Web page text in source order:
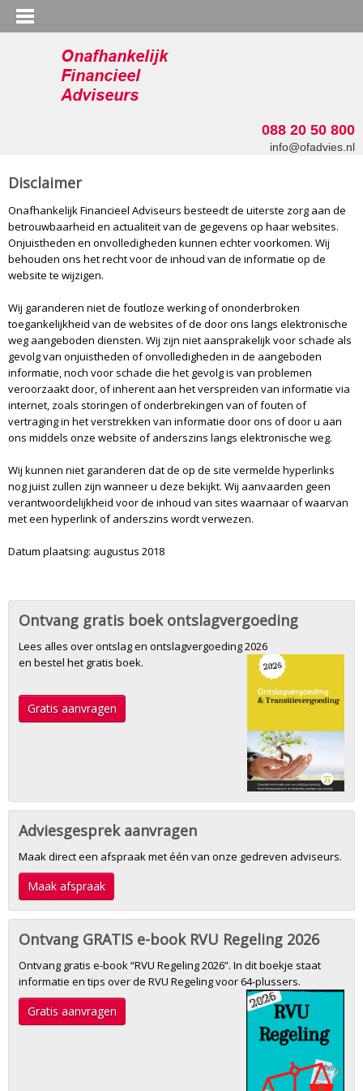
088 20 50 800
info@ofadvies.nl
Disclaimer
Onafhankelijk Financieel Adviseurs besteedt de uiterste zorg aan de
betrouwbaarheid en actualiteit van de gegevens op haar websites.
Onjuistheden en onvolledigheden kunnen echter voorkomen. Wij
behouden ons het recht voor de inhoud van de informatie op de
website te wijzigen.
Wij garanderen niet de foutloze werking of ononderbroken
toegankelijkheid van de websites of de door ons langs elektronische
weg aangeboden diensten. Wij zijn niet aansprakelijk voor schade als
gevolg van onjuistheden of onvolledigheden in de aangeboden
informatie, noch voor schade die het gevolg is van problemen
veroorzaakt door, of inherent aan het verspreiden van informatie via
internet, zoals storingen of onderbrekingen van of fouten of
vertraging in het verstrekken van informatie door ons of door u aan
ons middels onze website of anderszins langs elektronische weg.
Wij kunnen niet garanderen dat de op de site vermelde hyperlinks
nog juist zullen zijn wanneer u deze bekijkt. Wij aanvaarden geen
verantwoordelijkheid voor de inhoud van sites waarnaar of waarvan
met een hyperlink of anderszins wordt verwezen.
Datum plaatsing: augustus 2018
Ontvang gratis boek ontslagvergoeding
Lees alles over ontslag en ontslagvergoeding 2026
en bestel het gratis boek.
Gratis aanvragen
Adviesgesprek aanvragen
Maak direct een afspraak met één van onze gedreven adviseurs.
Maak afspraak
Ontvang GRATIS e-book RVU Regeling 2026
Ontvang gratis e-book “RVU Regeling 2026”. In dit boekje staat
informatie en tips over de RVU Regeling voor 64-plussers.
Gratis aanvragen